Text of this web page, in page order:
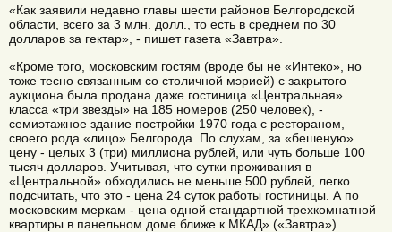
«Как заявили недавно главы шести районов Белгородской
области, всего за 3 млн. долл., то есть в среднем по 30
долларов за гектар», - пишет газета «Завтра».
«Кроме того, московским гостям (вроде бы не «Интеко», но
тоже тесно связанным со столичной мэрией) с закрытого
аукциона была продана даже гостиница «Центральная»
класса «три звезды» на 185 номеров (250 человек), -
семиэтажное здание постройки 1970 года с рестораном,
своего рода «лицо» Белгорода. По слухам, за «бешеную»
цену - целых 3 (три) миллиона рублей, или чуть больше 100
тысяч долларов. Учитывая, что сутки проживания в
«Центральной» обходились не меньше 500 рублей, легко
подсчитать, что это - цена 24 суток работы гостиницы. А по
московским меркам - цена одной стандартной трехкомнатной
квартиры в панельном доме ближе к МКАД» («Завтра»).